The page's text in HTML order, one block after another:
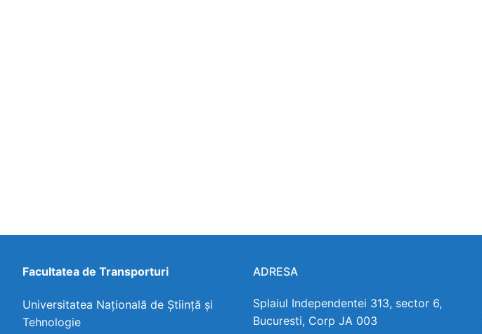
Facultatea de Transporturi
Universitatea Națională de Știință și
Tehnologie
ADRESA
Splaiul Independentei 313, sector 6,
Bucuresti, Corp JA 003